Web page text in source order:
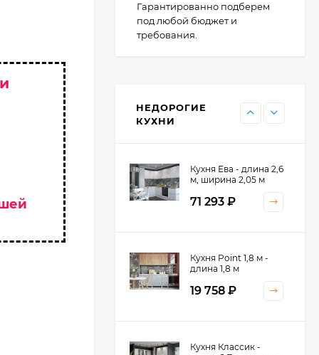
Гарантированно подберем
под любой бюджет и
требования.
НЕДОРОГИЕ
КУХНИ
13 655₽
11 476
Кухня Ева - длина 2,6
м, ширина 2,05 м
71 293 ₽
Кухня Point 1,8 м -
длина 1,8 м
19 758 ₽
Кухня Классик -
Кухня Принцесса -
длина 2,4 м
38 767₽
Кухня Оптима - длина